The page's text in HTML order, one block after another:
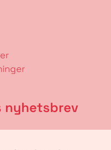
nyhetsbrev